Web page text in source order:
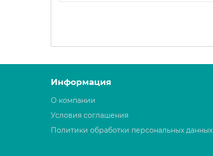
Информация
О компании
Условия соглашения
Политики обработки персональных данных